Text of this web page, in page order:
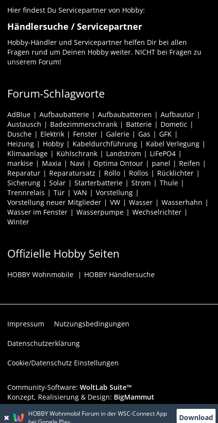
Hier findest Du Servicepartner von Hobby:
Händlersuche / Servicepartner
Hobby-Händler und Servicepartner helfen Dir bei allen
Fragen rund um Deinen Hobby weiter. NICHT bei Fragen zu
unserem Forum!
Forum-Schlagworte
AdBlue Aufbaubatterie Aufbaubatterien
Aufbautür
Austausch
Badezimmerschrank Batterie
Dometic
Dusche
Elektrik Fenster Galerie Gas
GFK
Heizung
Hobby Kabeldurchführung
Kabel Verlegung
Klimaanlage
Kühlschrank Landstrom
LiFePO4
markise
Maxia Navi Optima Ontour panel
Reifen
Reparatur
Reparatursatz Rollo Rollos
Rücklichter
Sicherung
Solar Starterbatterie Strom
Thule
Trennrelais
Tür VAN
Vorstellung
Vorstellung neuer Mitglieder
VW Wasser
Wasserhahn
Wasser im Fenster
Wasserpumpe
Wechselrichter
Winter
Offizielle Hobby Seiten
HOBBY Wohnmobile HOBBY Händlersuche
Impressum Nutzungsbedingungen
Datenschutzerklärung
Cookie/Datenschutz Einstellungen
Community-Software: WoltLab Suite™
Konzept, Realisierung & Design: BigMammut
Werbelink: Dieser Werbeplatz ist verfügbar!
HOBBY Wohnmobil Forum in der WSC-Connect App
Download